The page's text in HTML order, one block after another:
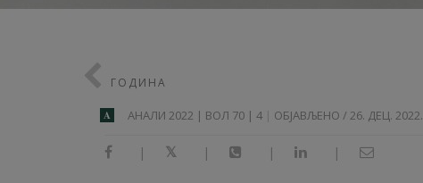
ГОДИНА
A АНАЛИ 2022 | ВОЛ 70 | 4 ОБЈАВЉЕНО / 26. ДЕЦ. 2022.
| | | |